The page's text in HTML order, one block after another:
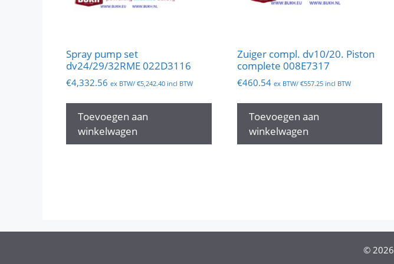
Spray pump set
dv24/29/32RME 022D3116
€4,332.56 ex BTW/ €5,242.40 incl BTW
Toevoegen aan
winkelwagen
Zuiger compl. dv10/20. Piston
complete 008E7317
€460.54 ex BTW/ €557.25incl BTW
Toevoegen aan
winkelwagen
© 2026